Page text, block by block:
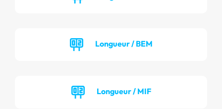
Longueur / BEM
Longueur / MIF